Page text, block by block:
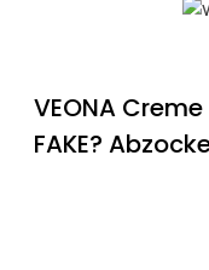
VEONA
FAKE?